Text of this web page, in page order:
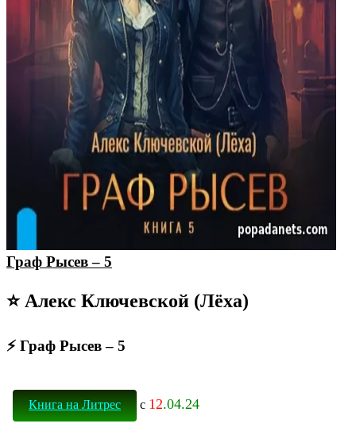
Граф Рысев – 5
⭐ Алекс Ключевской (Лёха)
⚡ Граф Рысев – 5
Книга на Литрес с 12.04.24